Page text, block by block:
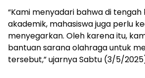
“Kami menyadari bahwa di tengah
akademik, mahasiswa juga perlu
menyegarkan. Oleh karena itu,
bantuan sarana olahraga untuk
tersebut,” ujarnya Sabtu (3/5/